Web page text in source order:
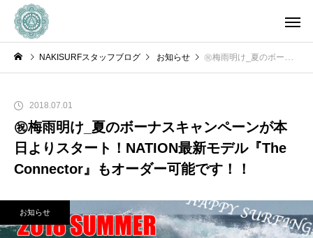
NAKISURFスタッフブログ お知らせ ㊗️梅雨明け_夏のボーナスキャンペーンが本日よりスタート！NATION最新モデル『The Connector』もオーダー可能です！！
2018.07.01
㊗️梅雨明け_夏のボーナスキャンペーンが本
日よりスタート！NATION最新モデル『The
Connector』もオーダー可能です！！
お知らせ